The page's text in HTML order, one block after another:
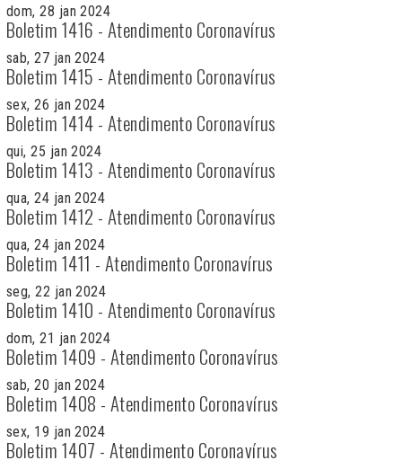
dom, 28 jan 2024
Boletim 1416 - Atendimento Coronavírus
sab, 27 jan 2024
Boletim 1415 - Atendimento Coronavírus
sex, 26 jan 2024
Boletim 1414 - Atendimento Coronavírus
qui, 25 jan 2024
Boletim 1413 - Atendimento Coronavírus
qua, 24 jan 2024
Boletim 1412 - Atendimento Coronavírus
qua, 24 jan 2024
Boletim 1411 - Atendimento Coronavírus
seg, 22 jan 2024
Boletim 1410 - Atendimento Coronavírus
dom, 21 jan 2024
Boletim 1409 - Atendimento Coronavírus
sab, 20 jan 2024
Boletim 1408 - Atendimento Coronavírus
sex, 19 jan 2024
Boletim 1407 - Atendimento Coronavírus